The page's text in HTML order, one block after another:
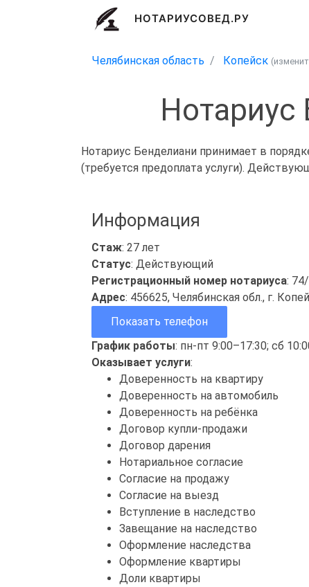
НОТАРИУСОВЕД.РУ
Челябинская область Копейск
Нотариус Бенделиани принимает в
(требуется предоплата услуги).
Информация
Стаж: 27 лет
Статус: Действующий
Регистрационный номер нотариуса:
Адрес: 456625, Челябинская обл., г.
Показать телефон
График работы: пн-пт 9:00–17:30; сб
Оказывает услуги:
Доверенность на квартиру
Доверенность на автомобиль
Доверенность на ребёнка
Договор купли-продажи
Договор дарения
Нотариальное согласие
Согласие на продажу
Согласие на выезд
Вступление в наследство
Завещание на наследство
Оформление наследства
Оформление квартиры
Доли квартиры